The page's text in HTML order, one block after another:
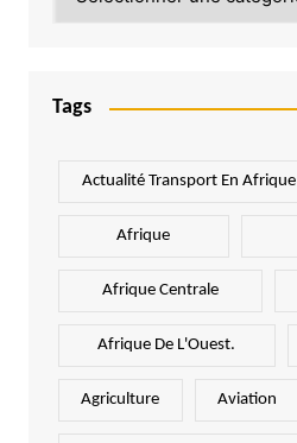
Tags
Actualité Transport En Afrique
Afrique
Afrique Centrale
Afrique De L'Ouest.
Agriculture Aviation